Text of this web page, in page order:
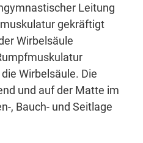
Leitung
gekräftigt
Wirbelsäule
Wirbelsäule. Die
und auf der Matte im
, Bauch- und Seitlage